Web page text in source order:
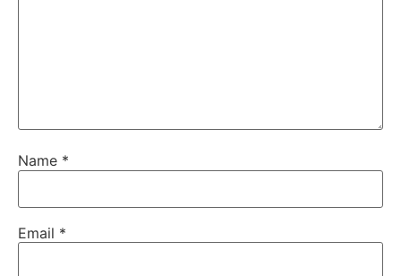
Name *
Email *